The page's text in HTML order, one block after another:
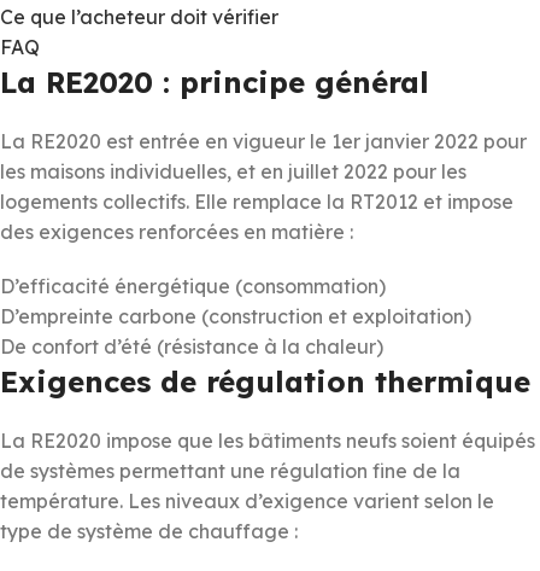
Ce que l’acheteur doit vérifier
FAQ
La RE2020 : principe général
La RE2020 est entrée en vigueur le 1er janvier 2022 pour
les maisons individuelles, et en juillet 2022 pour les
logements collectifs. Elle remplace la RT2012 et impose
des exigences renforcées en matière :
D’efficacité énergétique (consommation)
D’empreinte carbone (construction et exploitation)
De confort d’été (résistance à la chaleur)
Exigences de régulation thermique
La RE2020 impose que les bâtiments neufs soient équipés
de systèmes permettant une régulation fine de la
température. Les niveaux d’exigence varient selon le
type de système de chauffage :